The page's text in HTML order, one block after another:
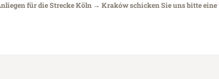
für die Strecke Köln → Kraków schicken Sie uns bitte eine